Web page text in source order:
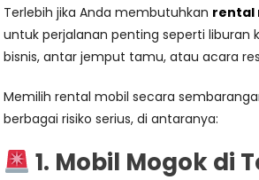
Terlebih jika Anda membutuhkan rental
untuk perjalanan penting seperti liburan
bisnis, antar jemput tamu, atau acara
Memilih rental mobil secara
berbagai risiko serius, di antaranya:
1. Mobil Mogok di